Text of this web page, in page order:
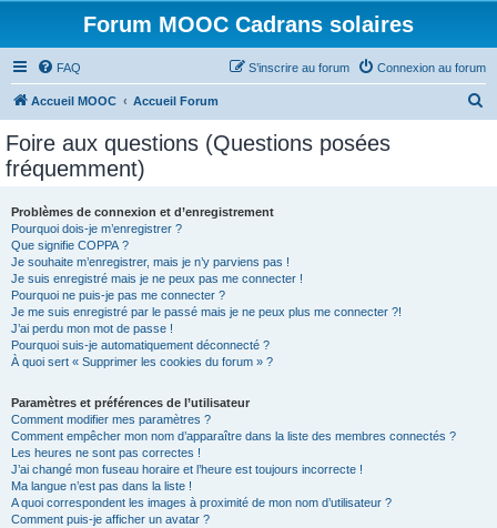
Forum MOOC Cadrans solaires
FAQ Connexion au forum
S’inscrire au forum
Accueil MOOC Accueil Forum
Foire aux questions (Questions posées
fréquemment)
Problèmes de connexion et d’enregistrement
Pourquoi dois-je m’enregistrer ?
Que signifie COPPA ?
Je souhaite m’enregistrer, mais je n’y parviens pas !
Je suis enregistré mais je ne peux pas me connecter !
Pourquoi ne puis-je pas me connecter ?
Je me suis enregistré par le passé mais je ne peux plus me connecter ?!
J’ai perdu mon mot de passe !
Pourquoi suis-je automatiquement déconnecté ?
À quoi sert « Supprimer les cookies du forum » ?
Paramètres et préférences de l’utilisateur
Comment modifier mes paramètres ?
Comment empêcher mon nom d’apparaître dans la liste des membres connectés ?
Les heures ne sont pas correctes !
J’ai changé mon fuseau horaire et l’heure est toujours incorrecte !
Ma langue n’est pas dans la liste !
A quoi correspondent les images à proximité de mon nom d’utilisateur ?
Comment puis-je afficher un avatar ?